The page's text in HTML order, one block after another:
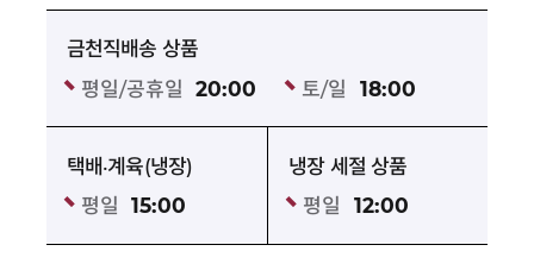
금천직배송 상품
평일/공휴일 20:00 토/일 18:00
택배·계육(냉장)
평일 15:00
냉장 세절 상품
평일
12:00